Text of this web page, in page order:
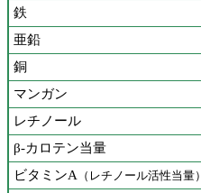
鉄
亜鉛
銅
マンガン
レチノール
β-カロテン当量
ビタミンA （レチノール活性当量）